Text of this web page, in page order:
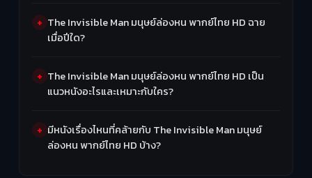
The Invisible Man มนุษย์ล่องหน พากย์ไทย HD ฉาย
เมื่อปีใด?
The Invisible Man มนุษย์ล่องหน พากย์ไทย HD เป็น
แนวหนังอะไรและเหมาะกับใคร?
มีหนังเรื่องไหนที่คล้ายกับ The Invisible Man มนุษย์
ล่องหน พากย์ไทย HD บ้าง?